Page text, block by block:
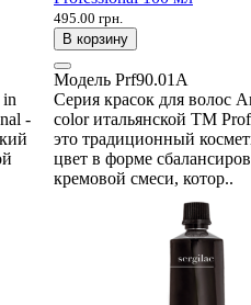
in
-
495.00 грн.
В корзину
Модель Prf90.01A
Серия красок для волос
color итальянской ТМ
это традиционный
цвет в форме
кремовой смеси, котор..